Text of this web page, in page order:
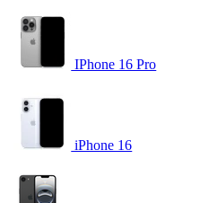
IPhone 16 Pro
iPhone 16